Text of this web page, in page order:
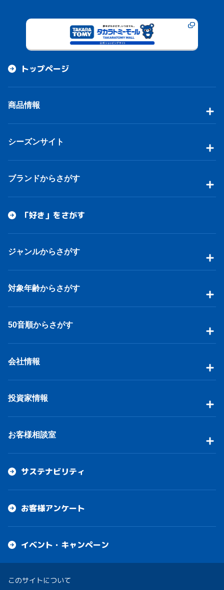
トップページ
商品情報
シーズンサイト
ブランドからさがす
「好き」をさがす
ジャンルからさがす
対象年齢からさがす
50音順からさがす
会社情報
投資家情報
お客様相談室
サステナビリティ
お客様アンケート
イベント・キャンペーン
このサイトについて